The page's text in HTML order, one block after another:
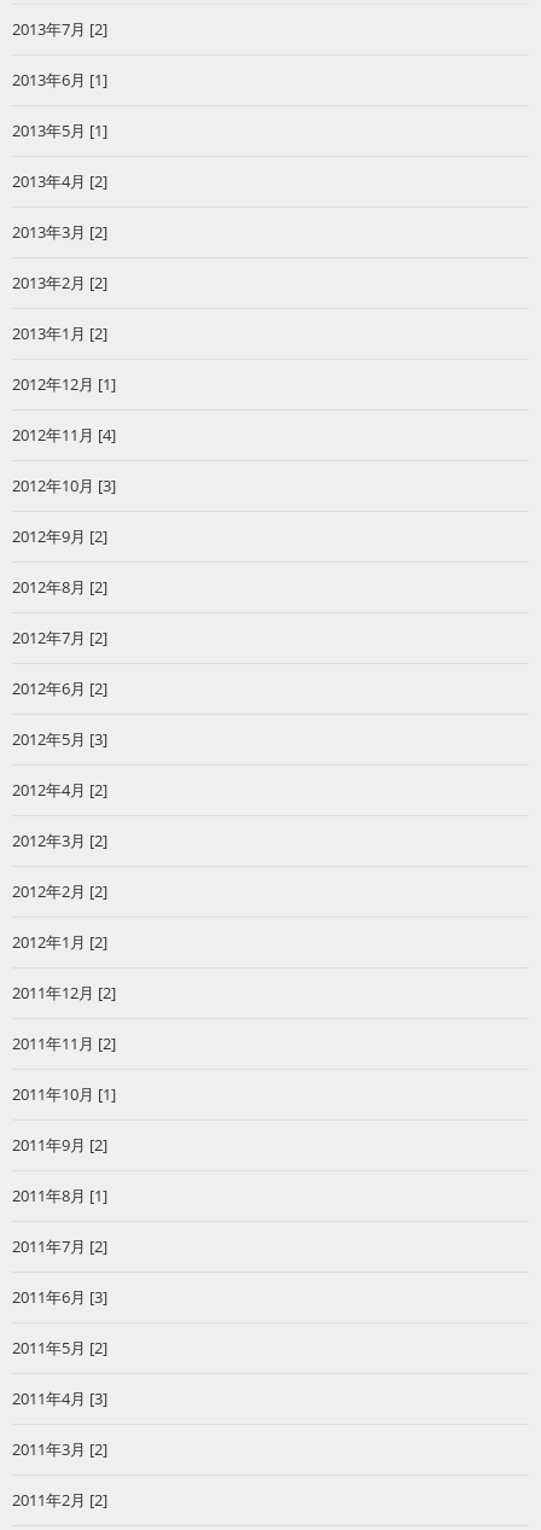
2013年7月 [2]
2013年6月 [1]
2013年5月 [1]
2013年4月 [2]
2013年3月 [2]
2013年2月 [2]
2013年1月 [2]
2012年12月 [1]
2012年11月 [4]
2012年10月 [3]
2012年9月 [2]
2012年8月 [2]
2012年7月 [2]
2012年6月 [2]
2012年5月 [3]
2012年4月 [2]
2012年3月 [2]
2012年2月 [2]
2012年1月 [2]
2011年12月 [2]
2011年11月 [2]
2011年10月 [1]
2011年9月 [2]
2011年8月 [1]
2011年7月 [2]
2011年6月 [3]
2011年5月 [2]
2011年4月 [3]
2011年3月 [2]
2011年2月 [2]